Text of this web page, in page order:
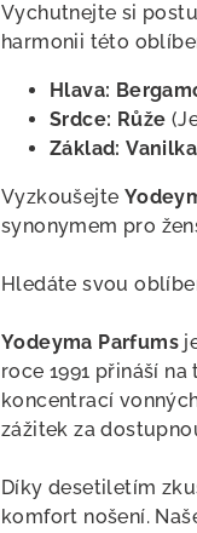
Vychutnejte si
harmonii této
Hlava:
Srdce: Růže
Základ: Vanilka
Vyzkoušejte
synonymem pro
Hledáte svou
Yodeyma Parfums
roce 1991 přináší
koncentrací
zážitek za
Díky desetiletím
komfort nošení.